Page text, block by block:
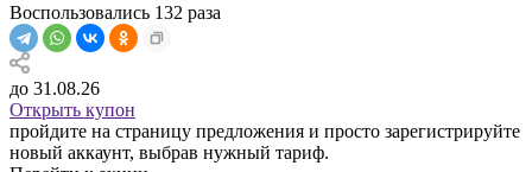
Воспользовались 132 раза
до 31.08.26
Открыть купон
пройдите на страницу предложения и просто зарегистрируйте
новый аккаунт, выбрав нужный тариф.